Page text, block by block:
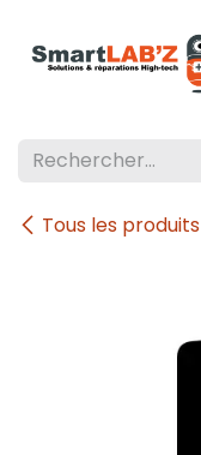
Tous les produits